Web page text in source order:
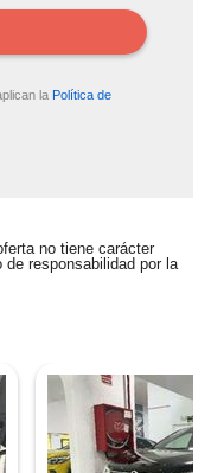
la Política de
no tiene carácter
responsabilidad por la